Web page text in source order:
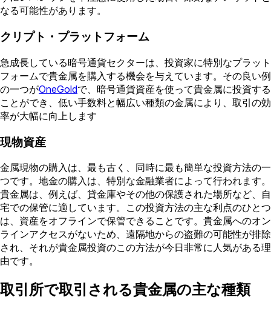
なる可能性があります。
クリプト・プラットフォーム
急成長している暗号通貨セクターは、投資家に特別なプラット
フォームで貴金属を購入する機会を与えています。その良い例
の一つがOneGoldで、暗号通貨資産を使って貴金属に投資する
ことができ、低い手数料と幅広い種類の金属により、取引の効
率が大幅に向上します
現物資産
金属現物の購入は、最も古く、同時に最も簡単な投資方法の一
つです。地金の購入は、特別な金融業者によって行われます。
貴金属は、例えば、貸金庫やその他の保護された場所など、自
宅での保管に適しています。この投資方法の主な利点のひとつ
は、資産をオフラインで保管できることです。貴金属へのオン
ラインアクセスがないため、遠隔地からの盗難の可能性が排除
され、それが貴金属投資のこの方法が今日非常に人気がある理
由です。
取引所で取引される貴金属の主な種類